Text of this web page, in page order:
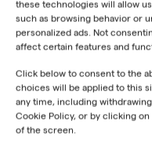
these technologies will allow
such as browsing behavior or
personalized ads. Not
affect certain features and
Click below to consent to the
choices will be applied to this
any time, including
Cookie Policy, or by clicking
of the screen.